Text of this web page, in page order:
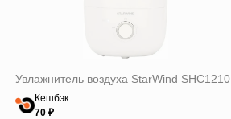
Увлажнитель воздуха StarWind SHC1210
Кешбэк
70 ₽